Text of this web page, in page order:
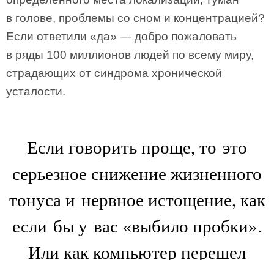
в голове, проблемы со сном и концентрацией?
Если ответили «да» — добро пожаловать
в ряды 100 миллионов людей по всему миру,
страдающих от синдрома хронической
усталости.
Если говорить проще, то это
серьезное снижение жизненного
тонуса и нервное истощение, как
если бы у вас «выбило пробки».
Или как компьютер перешел